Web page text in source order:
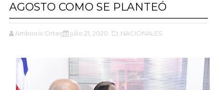
AGOSTO COMO SE PLANTEÓ
Ambiorix Ortega julio 21, 2020 ,NACIONALES